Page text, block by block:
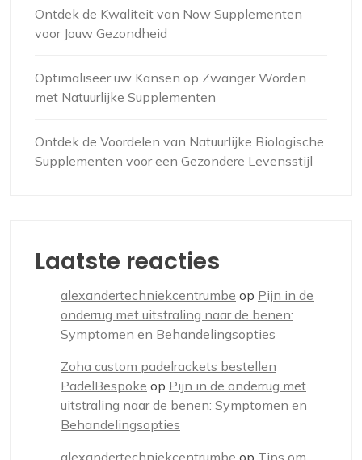
Ontdek de Kwaliteit van Now Supplementen
voor Jouw Gezondheid
Optimaliseer uw Kansen op Zwanger Worden
met Natuurlijke Supplementen
Ontdek de Voordelen van Natuurlijke Biologische
Supplementen voor een Gezondere Levensstijl
Laatste reacties
alexandertechniekcentrumbe op Pijn in de
onderrug met uitstraling naar de benen:
Symptomen en Behandelingsopties
Zoha custom padelrackets bestellen
PadelBespoke op Pijn in de onderrug met
uitstraling naar de benen: Symptomen en
Behandelingsopties